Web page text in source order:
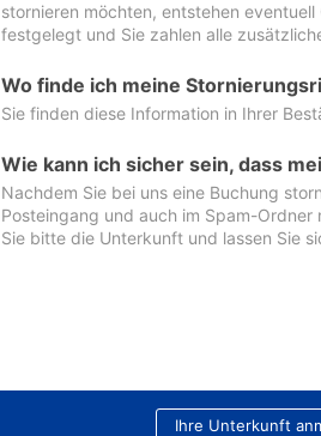
stornieren möchten, entstehen
festgelegt und Sie zahlen alle
Wo finde ich meine
Sie finden diese Information in Ihrer
Wie kann ich sicher sein, dass
Nachdem Sie bei uns eine Buchung
Posteingang und auch im Spam-
Sie bitte die Unterkunft und lassen Sie
Ihre Unterkunft